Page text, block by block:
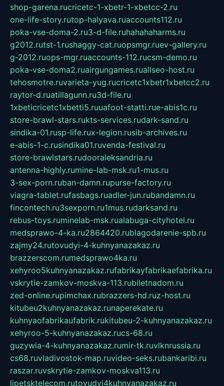
shop-garena.rucricetc-1-xbetr-1-xbetcc-2.ru
one-life-story.rutop-halyava.ruaccounts112.ru
poka-vse-doma-2.ru3-d-file.ruhahahaharms.ru
g2012.rutst-1.rushaggy-cat.ruopsmgr.ruev-gallery.ru
g-2012.ruops-mgr.ruaccounts-112.rucsm-demo.ru
poka-vse-doma2.ruairgungames.ruallseo-host.ru
tehosmotre.ruvarieta-yug.rucricetc1xbetr1xbetcc2.ru
raytor-d.ruatillagunn.ru3d-file.ru
1xbeticricetc1xbetti5.ruuafoot-statti.rue-abis1c.ru
store-brawl-stars.rukts-services.rudark-sand.ru
sindika-01.rusp-life.rux-legion.rusib-archives.ru
e-abis-1-c.rusindika01.ruvenda-festival.ru
store-brawlstars.rudooraleksandria.ru
antenna-highly.rumine-lab-msk.ru1-mus.ru
3-sex-porn.ruban-damn.rupurse-factory.ru
viagra-tablet.rufasbags.ruadler-jun.rubandamn.ru
fincontech.ru3sexporn.ru1mus.rudarksand.ru
rebus-toys.ruminelab-msk.rualabuga-cityhotel.ru
medsprawo-4-ka.ru2864420.rublagodarenie-spb.ru
zajmy24.rutovudyi-4-kuhnyanazakaz.ru
brazzerscom.rumedsprawo4ka.ru
xehyroo5kuhnyanazakaz.rufabrikayfabrikaefabrika.ru
vskrytie-zamkov-moskva-113.rubiletnadom.ru
zed-online.rupimchax.rubrazzers-hd.ruz-host.ru
kitubeu2kuhnyanazakaz.runaperekate.ru
kuhnyaofabrikaufabrik.rukitubeu-2-kuhnyanazakaz.ru
xehyroo-5-kuhnyanazakaz.rucs-68.ru
guzywia-4-kuhnyanazakaz.rumir-tk.ruvlknrussia.ru
cs68.ruvladivostok-map.ruvideo-seks.rubankaribi.ru
raszar.ruvskrytie-zamkov-moskva113.ru
lipetsktelecom.rutovudyi4kuhnyanazakaz.ru